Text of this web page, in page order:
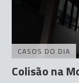
CASOS DO DIA
Colisão na